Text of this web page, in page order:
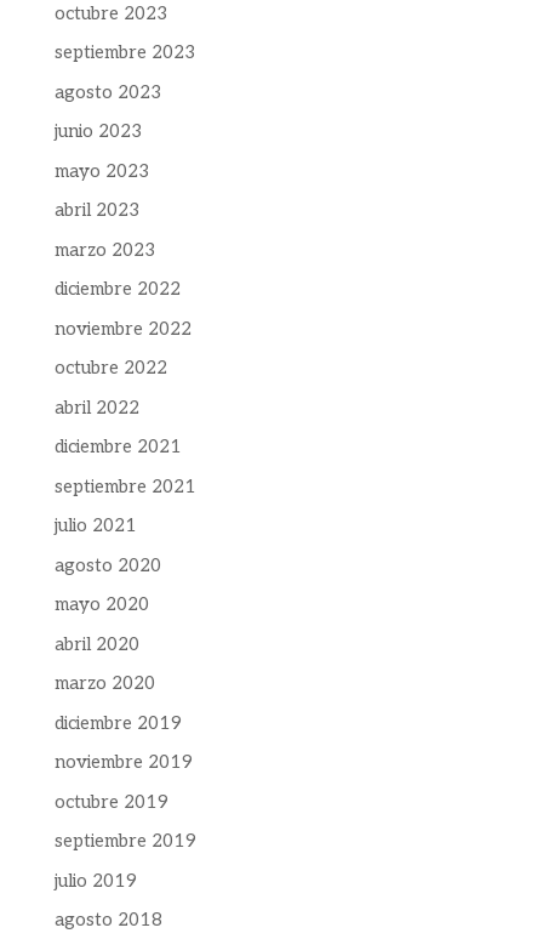
octubre 2023
septiembre 2023
agosto 2023
junio 2023
mayo 2023
abril 2023
marzo 2023
diciembre 2022
noviembre 2022
octubre 2022
abril 2022
diciembre 2021
septiembre 2021
julio 2021
agosto 2020
mayo 2020
abril 2020
marzo 2020
diciembre 2019
noviembre 2019
octubre 2019
septiembre 2019
julio 2019
agosto 2018